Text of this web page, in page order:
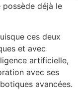
déjà le
ces deux
et avec
artificielle,
avec ses
avancées.